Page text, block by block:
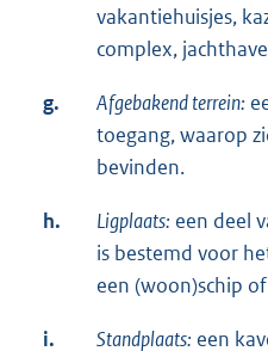
vakantiehuisjes,
complex,
g. Afgebakend terrein:
toegang, waarop
bevinden.
h. Ligplaats: een deel
is bestemd voor
een (woon)schip
i. Standplaats: een